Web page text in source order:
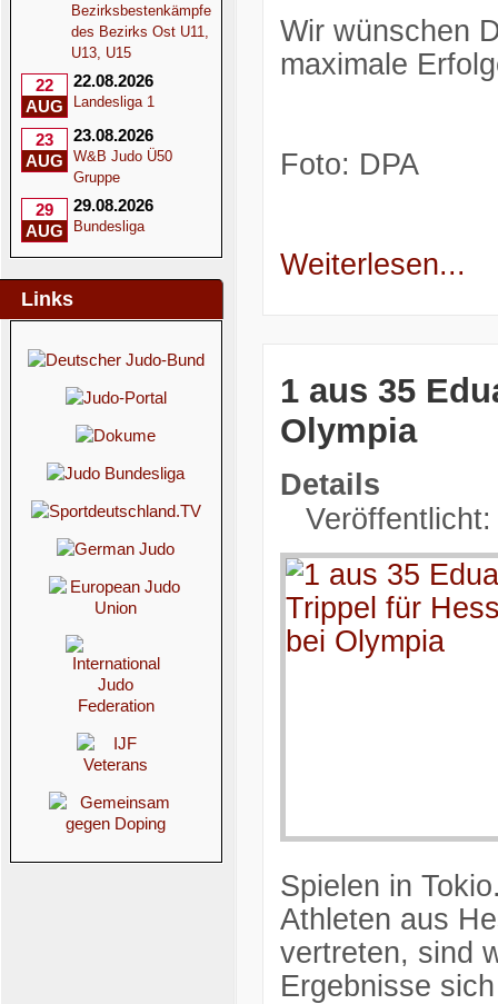
Bezirksbestenkämpfe
des Bezirks Ost U11,
U13, U15
22
AUG
22.08.2026
Landesliga 1
23
AUG
23.08.2026
W&B Judo Ü50
Gruppe
29
AUG
29.08.2026
Bundesliga
Links
Wir wünschen
maximale
Foto: DPA
Weiterlesen...
1 aus 35
Olympia
Details
Spielen in
Athleten aus
vertreten, sind
Ergebnisse